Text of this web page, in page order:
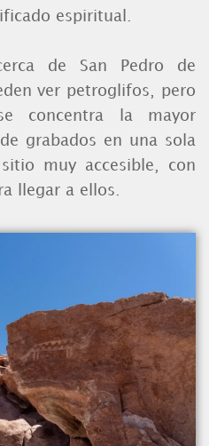
espiritual.
de San Pedro de
ver petroglifos, pero
concentra la mayor
grabados en una sola
muy accesible, con
llegar a ellos.